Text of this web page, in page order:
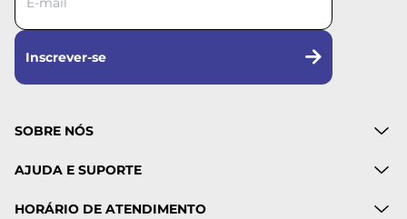
Inscrever-se
SOBRE NÓS
AJUDA E SUPORTE
HORÁRIO DE ATENDIMENTO